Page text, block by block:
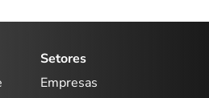
Setores
Empresas